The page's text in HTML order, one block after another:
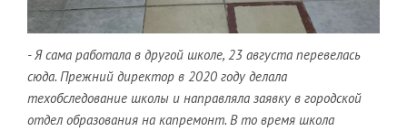
- Я сама работала в другой школе, 23 августа перевелась
сюда. Прежний директор в 2020 году делала
техобследование школы и направляла заявку в городской
отдел образования на капремонт. В то время школа